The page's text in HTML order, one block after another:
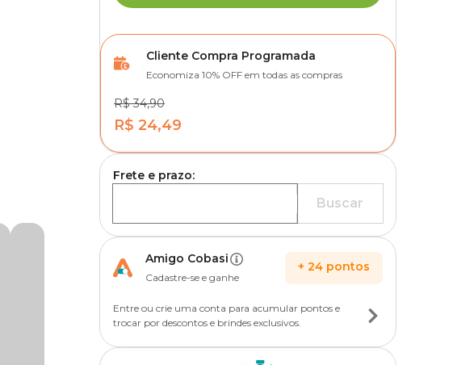
Cliente Compra Programada
Economiza 10% OFF em todas as compras
R$ 34,90
R$ 24,49
Frete e prazo:
Buscar
Amigo Cobasi
Cadastre-se e ganhe
+ 24 pontos
Entre ou crie uma conta para acumular pontos e
trocar por descontos e brindes exclusivos.